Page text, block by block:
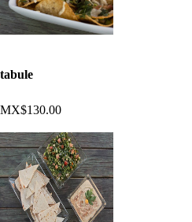
tabule
MX$130.00